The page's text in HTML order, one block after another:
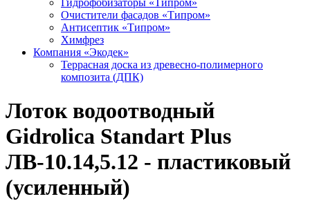
Гидрофобизаторы «Типром»
Очистители фасадов «Типром»
Антисептик «Типром»
Химфрез
Компания «Экодек»
Террасная доска из древесно-полимерного
композита (ДПК)
Лоток водоотводный
Gidrolica Standart Plus
ЛВ-10.14,5.12 - пластиковый
(усиленный)